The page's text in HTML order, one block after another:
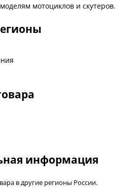
мотоциклов и скутеров.
информация
в другие регионы России.